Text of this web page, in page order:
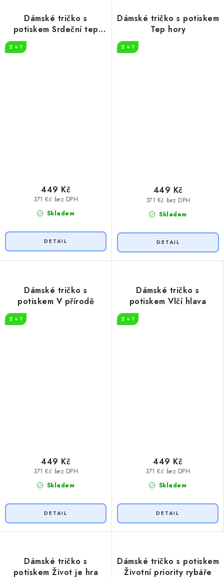
Dámské tričko s
potiskem Srdeční tep
2 + 1
Skladem
371 Kč bez DPH
449 Kč
Dámské tričko s potiskem
Tep hory
2 + 1
Skladem
371 Kč bez DPH
449 Kč
Dámské tričko s
potiskem V přírodě
2 + 1
Skladem
371 Kč bez DPH
449 Kč
Dámské tričko s
potiskem Vlčí hlava
2 + 1
Skladem
371 Kč bez DPH
449 Kč
Dámské tričko s
potiskem Život je hra
Dámské tričko s potiskem
Životní priority rybáře